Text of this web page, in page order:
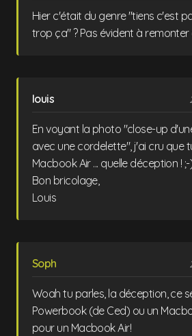
Hier c'était du genre "tiens c'est
trop ça" ? Pas évident à
louis
En voyant la photo "close-up
avec une cordelette", j'ai cru que
Macbook Air ... quelle déception !
Bon bricolage,
Louis
Soph
Woah tu parles, la déception, ce
Powerbook (de Ced) ou un
pour un Macbook Air!